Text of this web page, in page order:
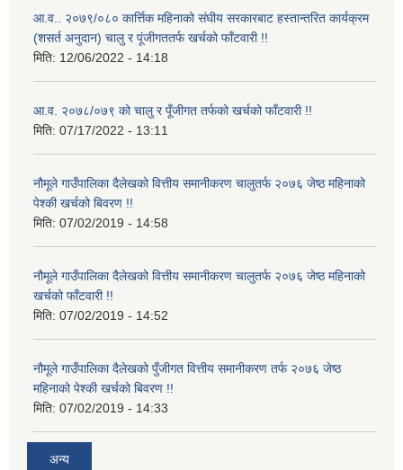
आ.व.. २०७९/०८० कार्त्तिक महिनाको संघीय सरकारबाट हस्तान्तरित कार्यक्रम
(शसर्त अनुदान) चालु र पूंजीगततर्फ खर्चको फाँटवारी !!
मिति: 12/06/2022 - 14:18
आ.व. २०७८/०७९ को चालु र पूँजीगत तर्फको खर्चको फाँटवारी !!
मिति: 07/17/2022 - 13:11
नौमूले गाउँपालिका दैलेखको वित्तीय समानीकरण चालुतर्फ २०७६ जेष्ठ महिनाको
पेश्की खर्चको बिवरण !!
मिति: 07/02/2019 - 14:58
नौमूले गाउँपालिका दैलेखको वित्तीय समानीकरण चालुतर्फ २०७६ जेष्ठ महिनाको
खर्चको फाँटवारी !!
मिति: 07/02/2019 - 14:52
नौमूले गाउँपालिका दैलेखको पुँजीगत वित्तीय समानीकरण तर्फ २०७६ जेष्ठ
महिनाको पेश्की खर्चको बिवरण !!
मिति: 07/02/2019 - 14:33
अन्य